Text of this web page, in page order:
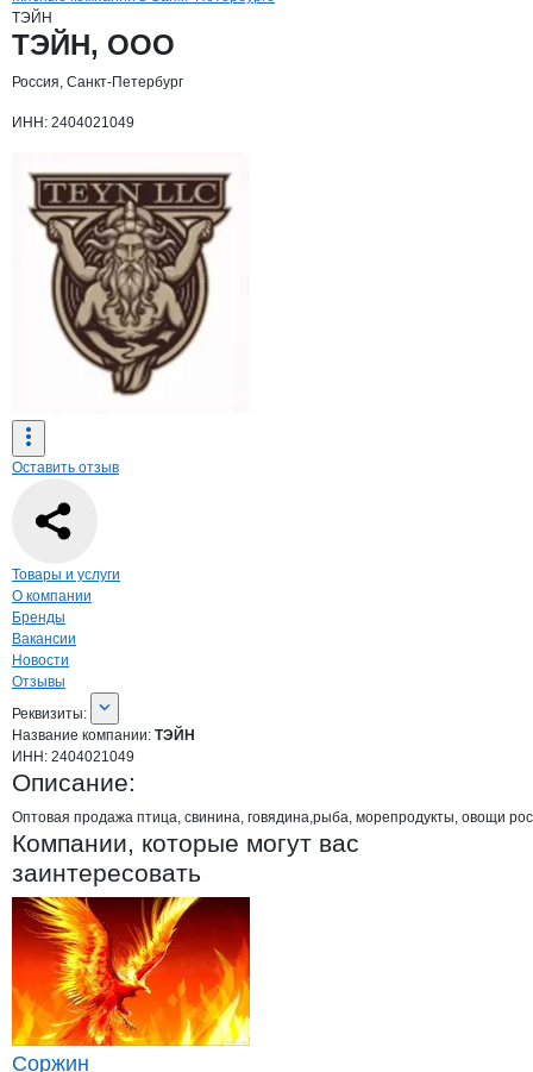
ТЭЙН
Основная информация о компании
ТЭЙН, ООО
Россия, Санкт-Петербург
ИНН: 2404021049
Оставить отзыв
Навигация по странице
Товары и услуги
О компании
Бренды
Вакансии
Новости
Отзывы
О компании
Реквизиты
Реквизиты:
Название компании: ТЭЙН
ИНН: 2404021049
Описание:
Оптовая продажа птица, свинина, говядина,рыба, морепродукты, овощи
Компании, которые могут вас
заинтересовать
Соржин